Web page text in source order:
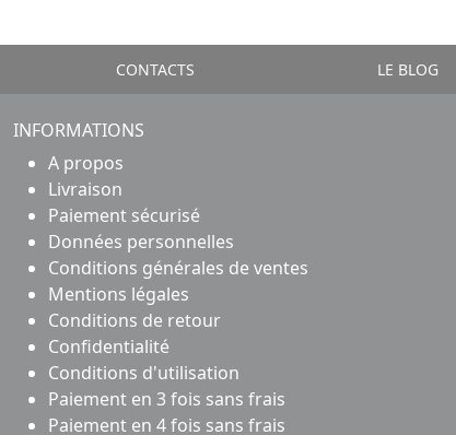
CONTACTS LE BLOG
INFORMATIONS
A propos
Livraison
Paiement sécurisé
Données personnelles
Conditions générales de ventes
Mentions légales
Conditions de retour
Confidentialité
Conditions d'utilisation
Paiement en 3 fois sans frais
Paiement en 4 fois sans frais